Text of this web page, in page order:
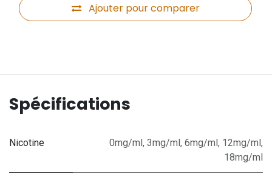
Ajouter pour comparer
Spécifications
Nicotine 0mg/ml, 3mg/ml, 6mg/ml, 12mg/ml,
18mg/ml